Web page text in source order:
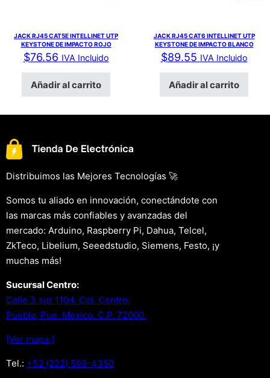
JACK RJ45 CAT5E INTELLINET UTP
KEYSTONE DE IMPACTO ROJO
$76.56 IVA Incluido
Añadir al carrito
JACK RJ45 CAT6 INTELLINET UTP
KEYSTONE DE IMPACTO BLANCO
$89.55 IVA Incluido
Añadir al carrito
Distribuimos las Mejores Tecnologías 🚀
Somos tu aliado en innovación, conectándote con
las marcas más confiables y avanzadas del
mercado: Arduino, Raspberry Pi, Dahua, Telcel,
ZkTeco, Libelium, Seeedstudio, Siemens, Festo, ¡y
muchas más!
Sucursal Centro:
Calle 3 sur 1104, Col. Centro.
Puebla, Pue. Mexico. C.P. 72000.
[Ver mapa.]
Tel.: +52 (222) 598-4350